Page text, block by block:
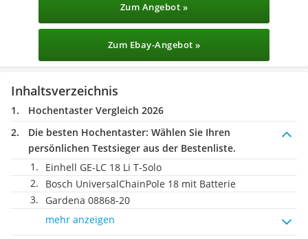
Zum Angebot »
Zum Ebay-Angebot »
Inhaltsverzeichnis
Hochentaster Vergleich 2026
Die besten Hochentaster: Wählen Sie Ihren
persönlichen Testsieger aus der Bestenliste.
Einhell GE-LC 18 Li T-Solo
Bosch UniversalChainPole 18 mit Batterie
Gardena 08868-20
mehr anzeigen